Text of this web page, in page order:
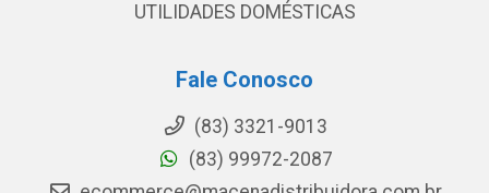
UTILIDADES DOMÉSTICAS
Fale Conosco
(83) 3321-9013
(83) 99972-2087